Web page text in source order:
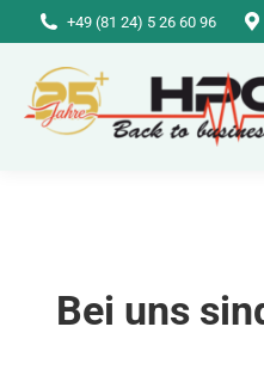
+49 (81 24) 5 26 60 96
Bei uns